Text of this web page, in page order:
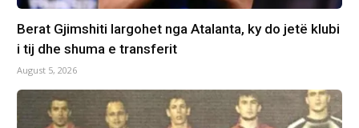
Berat Gjimshiti largohet nga Atalanta, ky do jetë klubi
i tij dhe shuma e transferit
August 5, 2026